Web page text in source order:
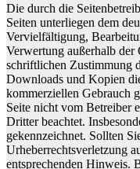
Die durch die
Seiten unterliegen dem
Vervielfältigung,
Verwertung außerhalb der
schriftlichen Zustimmung
Downloads und Kopien
kommerziellen Gebrauch
Seite nicht vom Betreiber
Dritter beachtet.
gekennzeichnet. Sollten
Urheberrechtsverletzung
entsprechenden Hinweis.